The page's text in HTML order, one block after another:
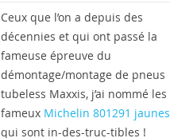
Ceux que l’on a depuis des
décennies et qui ont passé la
fameuse épreuve du
démontage/montage de pneus
tubeless Maxxis, j’ai nommé les
fameux Michelin 801291 jaunes
qui sont in-des-truc-tibles !